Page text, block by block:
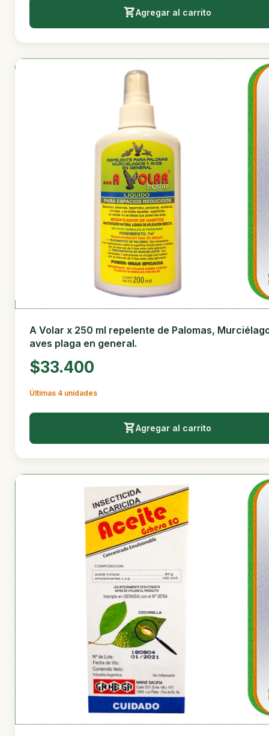
Agregar al carrito
A Volar x 250 ml repelente de Palomas,
aves plaga en general.
$33.400
Últimas 4 unidades
Agregar al carrito